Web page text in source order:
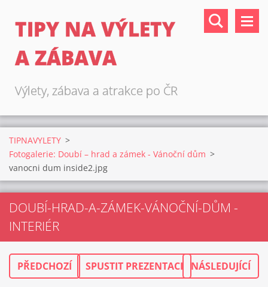
TIPY NA VÝLETY
A ZÁBAVA
Výlety, zábava a atrakce po ČR
TIPNAVYLETY >
Fotogalerie: Doubí – hrad a zámek - Vánoční dům >
vanocni dum inside2.jpg
DOUBÍ-HRAD-A-ZÁMEK-VÁNOČNÍ-DŮM -
INTERIÉR
PŘEDCHOZÍ SPUSTIT PREZENTACI NÁSLEDUJÍCÍ